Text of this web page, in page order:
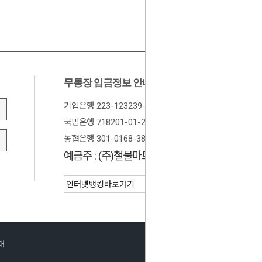
무통장 입금정보 안내
기업은행 223-123239-01-024
국민은행 718201-01-205674
농협은행 301-0168-3882-11
예금주 : (주)철물마트